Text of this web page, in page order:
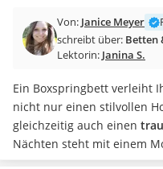
Ozongeneratoren
Akku-Tischlampe
Konferenzmikrofon
Klappmatratze
Duschkopf mit Kalkfilter
Aktenvernichter
Bettgitter
Spannbettlaken
Von: Janice Meyer
schreibt über: Betten
Lektorin: Janina S.
Ein Boxspringbett verleiht
nicht nur einen stilvollen
gleichzeitig auch einen
Nächten steht mit einem
Liegefläche fast nichts